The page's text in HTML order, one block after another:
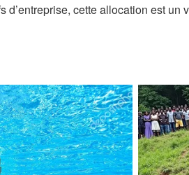
d’entreprise, cette allocation est